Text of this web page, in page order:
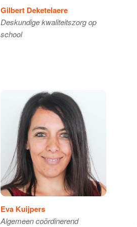
Gilbert Deketelaere
Deskundige kwaliteitszorg op
school
Eva Kuijpers
Algemeen coördinerend